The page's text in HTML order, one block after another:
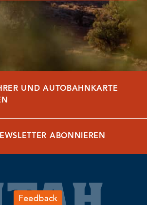
UND AUTOBAHNKARTE
ABONNIEREN